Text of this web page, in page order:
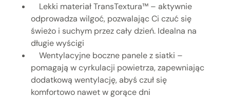
Lekki materiał TransTextura™ – aktywnie
odprowadza wilgoć, pozwalając Ci czuć się
świeżo i suchym przez cały dzień. Idealna na
długie wyścigi
Wentylacyjne boczne panele z siatki –
pomagają w cyrkulacji powietrza, zapewniając
dodatkową wentylację, abyś czuł się
komfortowo nawet w gorące dni